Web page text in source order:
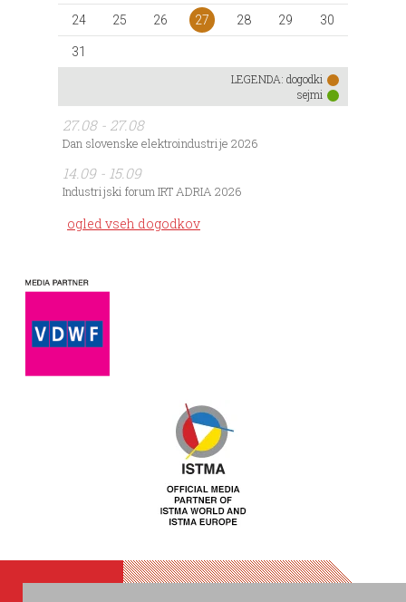
24 25 26 27 28 29 30
31
LEGENDA: dogodki
sejmi
27.08 - 27.08
Dan slovenske elektroindustrije 2026
14.09 - 15.09
Industrijski forum IRT ADRIA 2026
ogled vseh dogodkov